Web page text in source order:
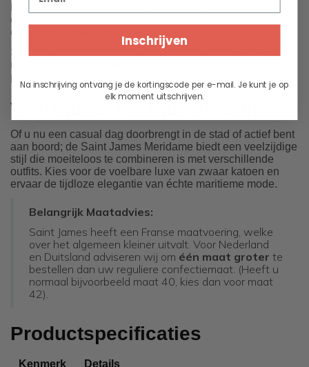
ochtenden in de haven, koelere zomerdagen of een
ontspannen weekend in de natuur.
Saint James gebruikt uitsluitend met zorg geselecteerde
materialen, wat resulteert in een shirt dat zijn vorm en kleur
prachtig behoudt, hoe vaak u het ook draagt of wast.
Veelzijdige en Tijdloze Stijl
Of u nu een casual dag doorbrengt in de stad of actief bent
aan boord; de Saint James Meridame biedt een veelzijdige
stijl die moeiteloos te combineren is met verschillende
outfits. Kies voor de voelbare luxe van zwaar katoen en
ervaar de tijdloze elegantie van échte maritieme mode.
Belangrijk Maatadvies:
Saint James heeft een Franse maatvoering, welke
over het algemeen kleiner uitvalt. Voor Nederland
en Duitsland adviseren wij om één maat groter te
bestellen dan uw reguliere confectiemaat. (Heeft u
normaal bijvoorbeeld maat 40, kies dan voor maat
42).
Productspecificaties
Kenmerk
Details
Inschrijven
Na inschrijving ontvang je de kortingscode per e-mail. Je kunt je op
elk moment uitschrijven.